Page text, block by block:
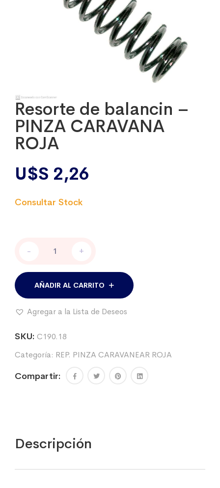
Resorte de balancin –
PINZA CARAVANA
ROJA
U$S 2,26
PINZA
CARAVANA
cantidad
- +
AÑADIR AL CARRITO
Agregar a la Lista de Deseos
SKU: C190.18
Categoría: REP. PINZA CARAVANEAR ROJA
Compartir:
Descripción